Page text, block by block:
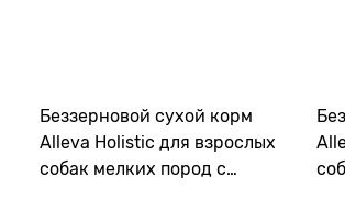
Беззерновой сухой корм
Alleva Holistic для взрослых
собак мелких пород с